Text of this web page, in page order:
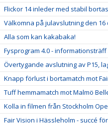
Flickor 14 inleder med stabil
Välkomna på julavslutning den 16
Alla som kan kakabaka!
Fysprogram 4.0 - informationsträff
Övertygande avslutning av P15,
Knapp förlust i bortamatch mot
Tuff hemmamatch mot Malmö
Kolla in filmen från Stockholm
Fair Vision i Hässleholm - succé